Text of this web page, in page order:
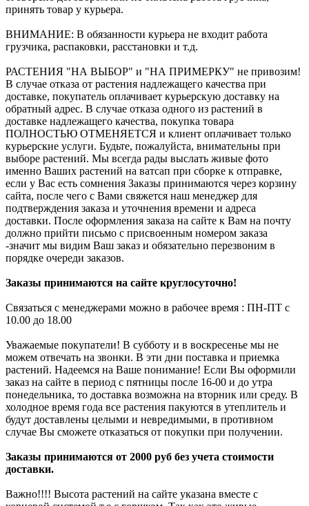
принять товар у курьера.
ВНИМАНИЕ: В обязанности курьера не входит работа
грузчика, распаковки, расстановки и т.д.
РАСТЕНИЯ "НА ВЫБОР" и "НА ПРИМЕРКУ" не привозим!
В случае отказа от растения надлежащего качества при
доставке, покупатель оплачивает курьерскую доставку на
обратный адрес. В случае отказа одного из растений в
доставке надлежащего качества, покупка товара
ПОЛНОСТЬЮ ОТМЕНЯЕТСЯ и клиент оплачивает только
курьерские услуги. Будьте, пожалуйста, внимательны при
выборе растений. Мы всегда рады выслать живые фото
именно Ваших растений на ватсап при сборке к отправке,
если у Вас есть сомнения Заказы принимаются через корзину
сайта, после чего с Вами свяжется наш менеджер для
подтверждения заказа и уточнения времени и адреса
доставки. После оформления заказа на сайте к Вам на почту
должно прийти письмо с присвоенным номером заказа
-значит мы видим Ваш заказ и обязательно перезвоним в
порядке очереди заказов.
Заказы принимаются на сайте круглосуточно!
Связаться с менеджерами можно в рабочее время : ПН-ПТ с
10.00 до 18.00
Уважаемые покупатели! В субботу и в воскресенье мы не
можем отвечать на звонки. В эти дни поставка и приемка
растений. Надеемся на Ваше понимание! Если Вы оформили
заказ на сайте в период с пятницы после 16-00 и до утра
понедельника, то доставка возможна на вторник или среду. В
холодное время года все растения пакуются в утеплитель и
будут доставлены целыми и невредимыми, в противном
случае Вы сможете отказаться от покупки при получении.
Заказы принимаются от 2000 руб без учета стоимости
доставки.
Важно!!!! Высота растений на сайте указана вместе с